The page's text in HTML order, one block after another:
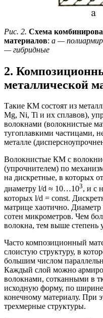
Рис. 2. Схема
материалов: а —
— гибридные
2.
металлической
Такие КМ состоят из
Мg, Ni, Ti и их сплавов),
волокнами (волокнистые
тугоплавкими частицами,
металле
Волокнистые КМ с
(упрочнителем) по
на дискретные, в которых
диаметру l/d ≈ 10…103, и с
которых l/d = соnst.
матрице хаотично. Диаметр
сотен микрометров. Чем
волокна, тем выше степень
Часто композиционный
слоистую структуру, в
большим числом
Каждый слой можно
волокнами, сотканными в
исходную форму, по
конечному материалу. При
трехмерные структуры.